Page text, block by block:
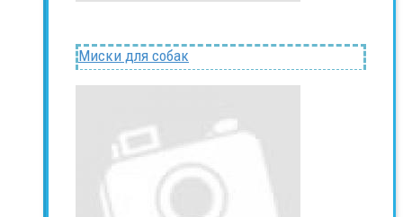
Миски для собак